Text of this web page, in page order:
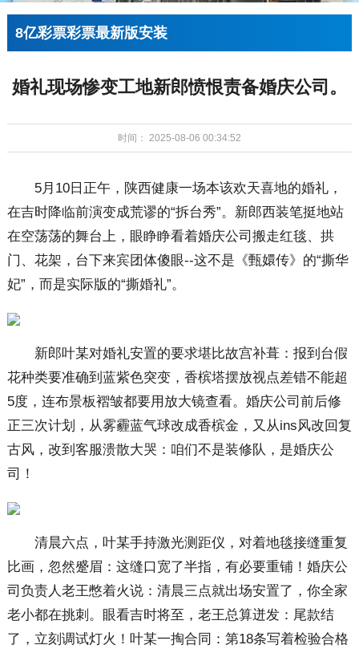
8亿彩票彩票最新版安装
婚礼现场惨变工地新郎愤恨责备婚庆公司。
时间： 2025-08-06 00:34:52
5月10日正午，陕西健康一场本该欢天喜地的婚礼，
在吉时降临前演变成荒谬的“拆台秀”。新郎西装笔挺地站
在空荡荡的舞台上，眼睁睁看着婚庆公司搬走红毯、拱
门、花架，台下来宾团体傻眼--这不是《甄嬛传》的“撕华
妃”，而是实际版的“撕婚礼”。
新郎叶某对婚礼安置的要求堪比故宫补葺：报到台假
花种类要准确到蓝紫色突变，香槟塔摆放视点差错不能超
5度，连布景板褶皱都要用放大镜查看。婚庆公司前后修
正三次计划，从雾霾蓝气球改成香槟金，又从ins风改回复
古风，改到客服溃散大哭：咱们不是装修队，是婚庆公
司！
清晨六点，叶某手持激光测距仪，对着地毯接缝重复
比画，忽然蹙眉：这缝口宽了半指，有必要重铺！婚庆公
司负责人老王憋着火说：清晨三点就出场安置了，你全家
老小都在挑刺。眼看吉时将至，老王总算迸发：尾款结
了，立刻调试灯火！叶某一掏合同：第18条写着检验合格